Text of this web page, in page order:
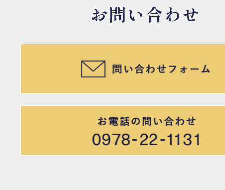
お問い合わせ